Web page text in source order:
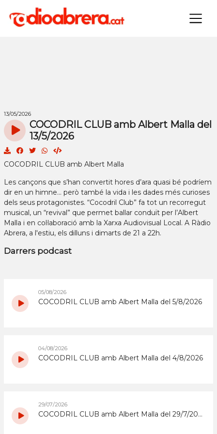
×
13/05/2026
COCODRIL CLUB amb Albert Malla del
13/5/2026
COCODRIL CLUB amb Albert Malla
Les cançons que s’han convertit hores d’ara quasi bé podríem
dir en un himne... però també la vida i les dades més curioses
dels seus protagonistes. “Cocodril Club” fa tot un recorregut
musical, un “revival” que permet ballar conduït per l’Albert
Malla i en col·laboració amb la Xarxa Audiovisual Local. A Ràdio
Abrera, a l'estiu, els dilluns i dimarts de 21 a 22h.
Darrers podcast
05/08/2026
COCODRIL CLUB amb Albert Malla del 5/8/2026
04/08/2026
COCODRIL CLUB amb Albert Malla del 4/8/2026
29/07/2026
COCODRIL CLUB amb Albert Malla del 29/7/2026